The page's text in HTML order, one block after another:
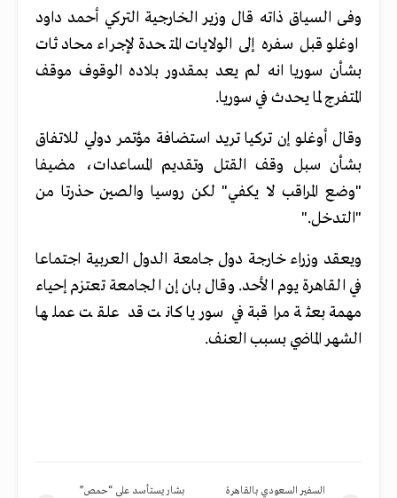
وفى السياق ذاته قال وزير الخارجية التركي أحمد داود
اوغلو قبل سفره إلى الولايات المتحدة لإجراء محادثات
بشأن سوريا انه لم يعد بمقدور بلاده الوقوف موقف
المتفرج لما يحدث في سوريا.
وقال أوغلو إن تركيا تريد استضافة مؤتمر دولي للاتفاق
بشأن سبل وقف القتل وتقديم المساعدات، مضيفا
"وضع المراقب لا يكفي" لكن روسيا والصين حذرتا من
"التدخل."
ويعقد وزراء خارجة دول جامعة الدول العربية اجتماعا
في القاهرة يوم الأحد. وقال بان إن الجامعة تعتزم إحياء
مهمة بعثة مراقبة في سوريا كانت قد علقت عملها
الشهر الماضي بسبب العنف.
بشار يستأسد على “حمص”
السفير السعودي بالقاهرة